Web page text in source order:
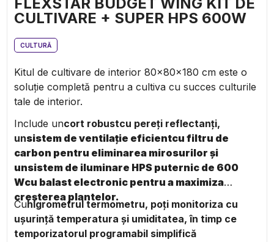
CULTIVARE + SUPER HPS 600W
CULTURĂ
Kitul de cultivare de interior 80x80x180 cm este o
soluție completă pentru a cultiva cu succes culturile
tale de interior.
Include uncort robustcu pereți reflectanți,
unsistem de ventilație eficientcu filtru de
carbon pentru eliminarea mirosurilor și
unsistem de iluminare HPS puternic de 600
Wcu balast electronic pentru a maximiza
creșterea plantelor.
Cuhigrometrul termometru, poți monitoriza cu
ușurință temperatura și umiditatea, în timp ce
temporizatorul programabil simplifică